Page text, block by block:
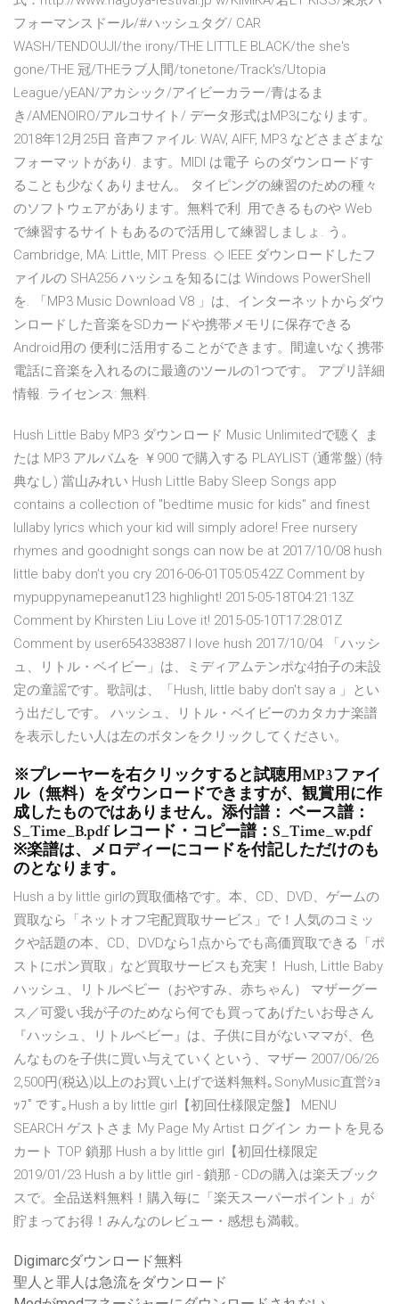
フォーマンスドール/#ハッシュタグ/ CAR
WASH/TENDOUJI/the irony/THE LITTLE BLACK/the she's
gone/THE 冠/THEラブ人間/tonetone/Track's/Utopia
League/yEAN/アカシック/アイビーカラー/青はるま
き/AMENOIRO/アルコサイト/ データ形式はMP3になります。
2018年12月25日 音声ファイル: WAV, AIFF, MP3 などさまざまな
フォーマットがあり. ます。MIDI は電子 らのダウンロードす
ることも少なくありません。 タイピングの練習のための種々
のソフトウェアがあります。無料で利. 用できるものや Web
で練習するサイトもあるので活用して練習しましょ. う。
Cambridge, MA: Little, MIT Press. ◇ IEEE ダウンロードしたフ
ァイルの SHA256 ハッシュを知るには Windows PowerShell
を. 「MP3 Music Download V8 」は、インターネットからダウ
ンロードした音楽をSDカードや携帯メモリに保存できる
Android用の 便利に活用することができます。間違いなく携帯
電話に音楽を入れるのに最適のツールの1つです。 アプリ詳細
情報. ライセンス: 無料.
Hush Little Baby MP3 ダウンロード Music Unlimitedで聴く ま
たは MP3 アルバムを ￥900 で購入する PLAYLIST (通常盤) (特
典なし) 當山みれい Hush Little Baby Sleep Songs app
contains a collection of "bedtime music for kids" and finest
lullaby lyrics which your kid will simply adore! Free nursery
rhymes and goodnight songs can now be at 2017/10/08 hush
little baby don't you cry 2016-06-01T05:05:42Z Comment by
mypuppynamepeanut123 highlight! 2015-05-18T04:21:13Z
Comment by Khirsten Liu Love it! 2015-05-10T17:28:01Z
Comment by user654338387 I love hush 2017/10/04 「ハッシ
ュ、リトル・ベイビー」は、ミディアムテンポな4拍子の未設
定の童謡です。歌詞は、「Hush, little baby don't say a 」とい
う出だしです。 ハッシュ、リトル・ベイビーのカタカナ楽譜
を表示したい人は左のボタンをクリックしてください。
※プレーヤーを右クリックすると試聴用MP3ファイ
ル（無料）をダウンロードできますが、観賞用に作
成したものではありません。添付譜： ベース譜：
S_Time_B.pdf レコード・コピー譜：S_Time_w.pdf
※楽譜は、メロディーにコードを付記しただけのも
のとなります。
Hush a by little girlの買取価格です。本、CD、DVD、ゲームの
買取なら「ネットオフ宅配買取サービス」で！人気のコミッ
クや話題の本、CD、DVDなら1点からでも高価買取できる「ポ
ストにポン買取」など買取サービスも充実！ Hush, Little Baby
ハッシュ、リトルベビー（おやすみ、赤ちゃん） マザーグー
ス／可愛い我が子のためなら何でも買ってあげたいお母さん
『ハッシュ、リトルベビー』は、子供に目がないママが、色
んなものを子供に買い与えていくという、マザー 2007/06/26
2,500円(税込)以上のお買い上げで送料無料｡SonyMusic直営ｼｮ
ｯﾌﾟです｡Hush a by little girl【初回仕様限定盤】 MENU
SEARCH ゲストさま My Page My Artist ログイン カートを見る
カート TOP 鎖那 Hush a by little girl【初回仕様限定
2019/01/23 Hush a by little girl - 鎖那 - CDの購入は楽天ブック
スで。全品送料無料！購入毎に「楽天スーパーポイント」が
貯まってお得！みんなのレビュー・感想も満載。
Digimarcダウンロード無料
聖人と罪人は急流をダウンロード